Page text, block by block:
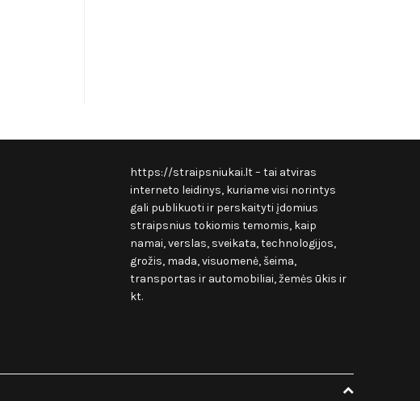
https://straipsniukai.lt– tai atviras
interneto leidinys, kuriame visi norintys
gali publikuoti ir perskaityti įdomius
straipsnius tokiomis temomis, kaip
namai, verslas, sveikata, technologijos,
grožis, mada, visuomenė, šeima,
transportas ir automobiliai, žemės ūkis ir
kt.